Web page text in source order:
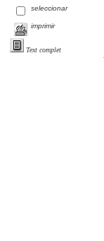
seleccionar
imprimir
Text complet